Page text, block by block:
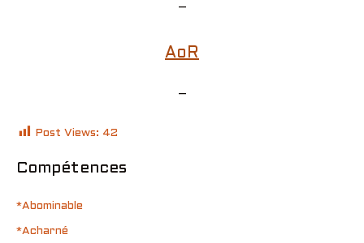
–
AoR
–
Post Views: 42
Compétences
*Abominable
*Acharné